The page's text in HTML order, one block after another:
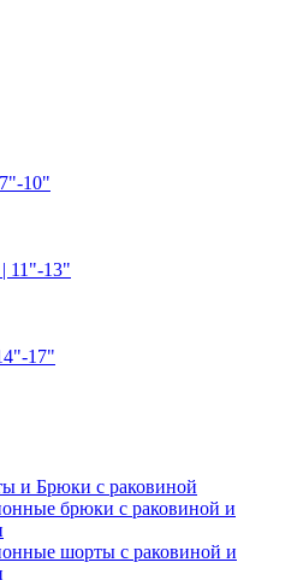
10"
11"-13"
17"
и Брюки с раковиной
брюки с раковиной и
шорты с раковиной и